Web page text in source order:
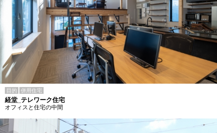
目的 併用住宅
経堂_テレワーク住宅
オフィスと住宅の中間